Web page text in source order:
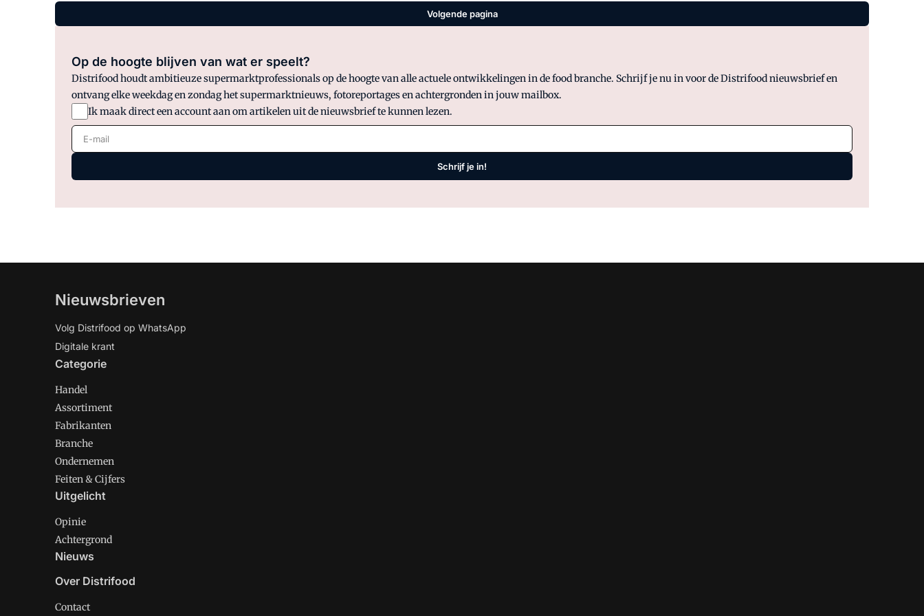
Volgende pagina
Op de hoogte blijven van wat er speelt?
Distrifood houdt ambitieuze supermarktprofessionals op de hoogte van alle actuele ontwikkelingen in de food branche. Schrijf je nu in voor de Distrifood nieuwsbrief en
ontvang elke weekdag en zondag het supermarktnieuws, fotoreportages en achtergronden in jouw mailbox.
Ik maak direct een account aan om artikelen uit de nieuwsbrief te kunnen lezen.
E-mail
Schrijf je in!
Nieuwsbrieven
Volg Distrifood op WhatsApp
Digitale krant
Categorie
Handel
Assortiment
Fabrikanten
Branche
Ondernemen
Feiten & Cijfers
Uitgelicht
Opinie
Achtergrond
Nieuws
Over Distrifood
Contact